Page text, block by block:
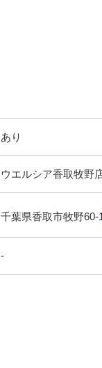
あり
ウエルシア香取牧
千葉県香取市牧野60-
-